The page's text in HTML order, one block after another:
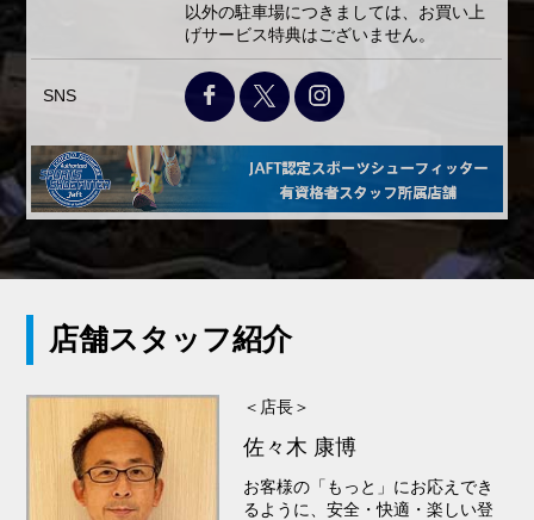
以外の駐車場につきましては、お買い上
げサービス特典はございません。
SNS
店舗スタッフ紹介
＜店長＞
佐々木 康博
お客様の「もっと」にお応えでき
るように、安全・快適・楽しい登